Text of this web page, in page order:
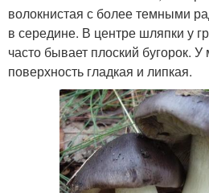
волокнистая с более темными
в середине. В центре шляпки у
часто бывает плоский бугорок.
поверхность гладкая и липкая.